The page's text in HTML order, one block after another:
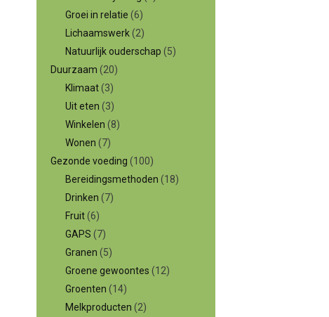
Groei in relatie (6)
Lichaamswerk(2)
Natuurlijk ouderschap (5)
Duurzaam (20)
Klimaat(3)
Uit eten (3)
Winkelen (8)
Wonen (7)
Gezonde voeding (100)
Bereidingsmethoden (18)
Drinken (7)
Fruit(6)
GAPS (7)
Granen (5)
Groene gewoontes (12)
Groenten (14)
Melkproducten (2)